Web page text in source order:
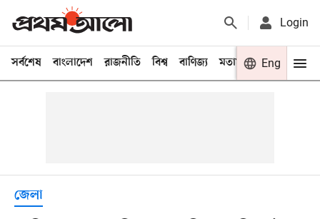
Login
সর্বশেষ বাংলাদেশ রাজনীতি বিশ্ব বাণিজ্য মতামত খেলা
Eng
জেলা